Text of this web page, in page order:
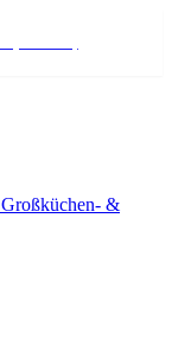
Großküchen- &